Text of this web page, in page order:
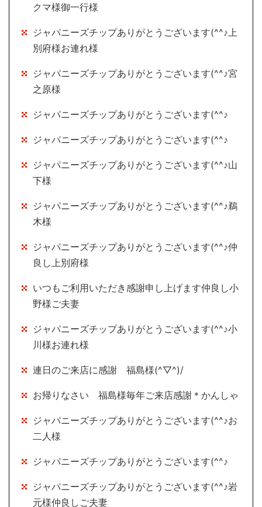
クマ様御一行様
ジャパニーズチップありがとうございます(^^♪上
別府様お連れ様
ジャパニーズチップありがとうございます(^^♪宮
之原様
ジャパニーズチップありがとうございます(^^♪
ジャパニーズチップありがとうございます(^^♪
ジャパニーズチップありがとうございます(^^♪山
下様
ジャパニーズチップありがとうございます(^^♪鵜
木様
ジャパニーズチップありがとうございます(^^♪仲
良し上別府様
いつもご利用いただき感謝申し上げます仲良し小
野様ご夫妻
ジャパニーズチップありがとうございます(^^♪小
川様お連れ様
連日のご来店に感謝 福島様(^▽^)/
お帰りなさい 福島様毎年ご来店感謝＊かんしゃ
ジャパニーズチップありがとうございます(^^♪お
二人様
ジャパニーズチップありがとうございます(^^♪
ジャパニーズチップありがとうございます(^^♪岩
元様仲良しご夫妻